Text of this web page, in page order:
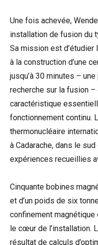
Une fois achevée,
installation de fusion du
Sa mission est d’étudier
à la construction d’une
jusqu’à 30 minutes –
recherche sur la fusion
caractéristique
fonctionnement continu.
thermonucléaire
à Cadarache, dans le
expériences recueillies
Cinquante bobines
et d’un poids de six
confinement
le cœur de l’installation.
résultat de calculs